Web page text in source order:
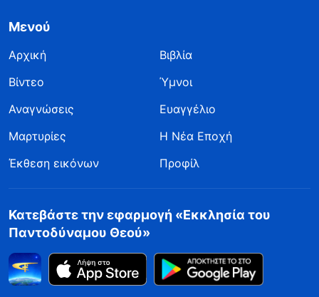
Μενού
Αρχική
Βιβλία
Βίντεο
Ύμνοι
Αναγνώσεις
Ευαγγέλιο
Μαρτυρίες
Η Νέα Εποχή
Έκθεση εικόνων
Προφίλ
Κατεβάστε την εφαρμογή «Εκκλησία του
Παντοδύναμου Θεού»